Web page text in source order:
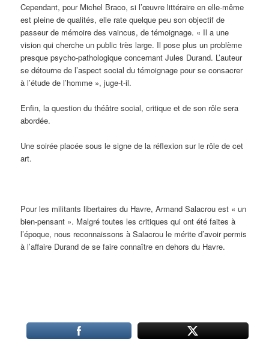
Cependant, pour Michel Braco, si l’œuvre littéraire en elle-même
est pleine de qualités, elle rate quelque peu son objectif de
passeur de mémoire des vaincus, de témoignage. « Il a une
vision qui cherche un public très large. Il pose plus un problème
presque psycho-pathologique concernant Jules Durand. L’auteur
se détourne de l’aspect social du témoignage pour se consacrer
à l’étude de l’homme », juge-t-il.
Enfin, la question du théâtre social, critique et de son rôle sera
abordée.
Une soirée placée sous le signe de la réflexion sur le rôle de cet
art.
Pour les militants libertaires du Havre, Armand Salacrou est « un
bien-pensant ». Malgré toutes les critiques qui ont été faites à
l’époque, nous reconnaissons à Salacrou le mérite d’avoir permis
à l’affaire Durand de se faire connaître en dehors du Havre.